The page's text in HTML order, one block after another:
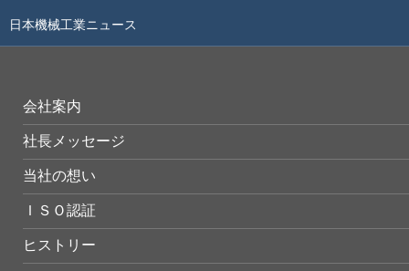
日本機械工業ニュース
会社案内
社長メッセージ
当社の想い
ＩＳＯ認証
ヒストリー